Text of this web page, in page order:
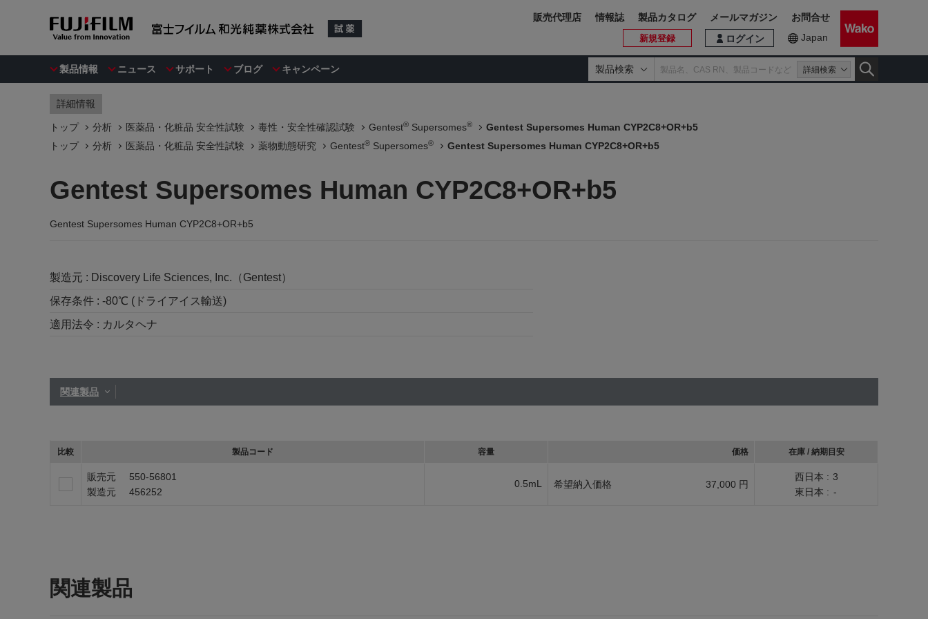
製品情報 ニュース サポート ブログ キャンペーン 製品検索 詳細検索
ログイン
新規登録 Japan
販売代理店 情報誌 製品カタログ メールマガジン お問合せ
詳細情報
トップ 分析 医薬品・化粧品 安全性試験 毒性・安全性確認試験 Gentest® Supersomes®
Gentest Supersomes Human CYP2C8+OR+b5
トップ
分析 医薬品・化粧品 安全性試験 薬物動態研究 Gentest® Supersomes® Gentest Supersomes Human CYP2C8+OR+b5
Gentest Supersomes Human CYP2C8+OR+b5
Gentest Supersomes Human CYP2C8+OR+b5
製造元 : Discovery Life Sciences, Inc.（Gentest）
保存条件 : -80℃ (ドライアイス輸送)
適用法令 : カルタヘナ
関連製品
比較 製品コード 容量 価格 在庫 / 納期目安
販売元
550-56801
製造元
456252
0.5mL 希望納入価格 37,000 円
西日本 : 3
東日本 : -
関連製品